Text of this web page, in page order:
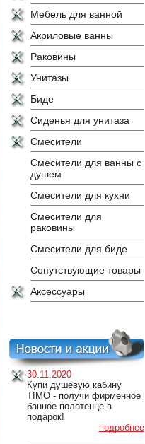
Мебель для ванной
Акриловые ванны
Раковины
Унитазы
Биде
Сиденья для унитаза
Смесители
Смесители для ванны с
душем
Смесители для кухни
Смесители для
раковины
Смесители для биде
Сопутствующие товары
Аксессуары
30.11.2020
Купи душевую кабину
TIMO - получи фирменное
банное полотенце в
подарок!
подробнее